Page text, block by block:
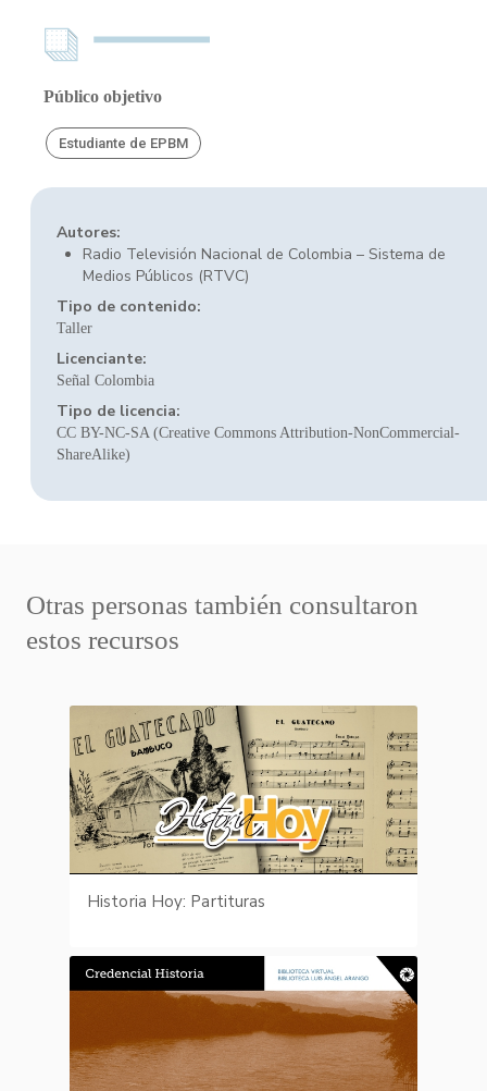
Público objetivo
Estudiante de EPBM
Autores:
Radio Televisión Nacional de Colombia – Sistema de
Medios Públicos (RTVC)
Tipo de contenido:
Taller
Licenciante:
Señal Colombia
Tipo de licencia:
CC BY-NC-SA (Creative Commons Attribution-NonCommercial-
ShareAlike)
Otras personas también consultaron
estos recursos
Historia Hoy: Partituras